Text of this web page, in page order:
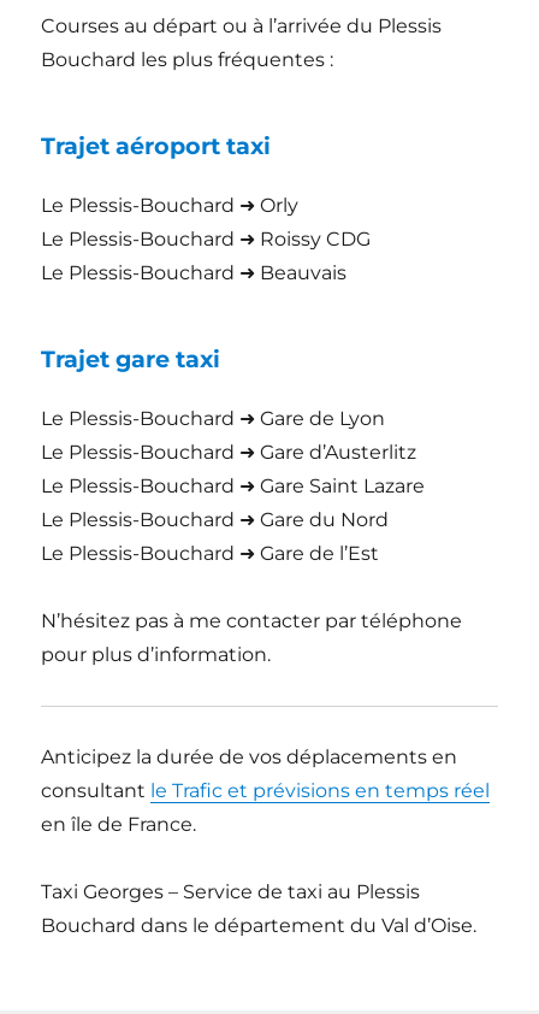
Courses au départ ou à l’arrivée du Plessis
Bouchard les plus fréquentes :
Trajet aéroport taxi
Le Plessis-Bouchard ➜ Orly
Le Plessis-Bouchard ➜ Roissy CDG
Le Plessis-Bouchard ➜ Beauvais
Trajet gare taxi
Le Plessis-Bouchard ➜ Gare de Lyon
Le Plessis-Bouchard ➜ Gare d’Austerlitz
Le Plessis-Bouchard ➜ Gare Saint Lazare
Le Plessis-Bouchard ➜ Gare du Nord
Le Plessis-Bouchard ➜ Gare de l’Est
N’hésitez pas à me contacter par téléphone
pour plus d’information.
Anticipez la durée de vos déplacements en
consultant le Trafic et prévisions en temps réel
en île de France.
Taxi Georges – Service de taxi au Plessis
Bouchard dans le département du Val d’Oise.